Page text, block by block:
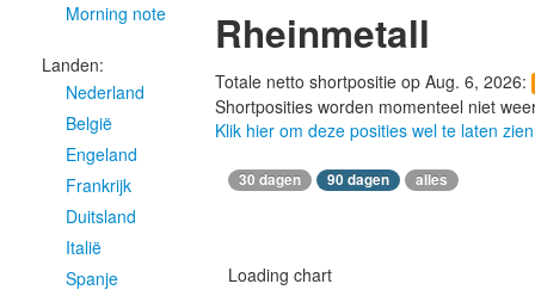
Morning note
Landen:
Nederland
België
Engeland
Frankrijk
Duitsland
Italië
Spanje
Rheinmetall
Totale netto shortpositie op Aug. 6, 2026:
Shortposities worden momenteel niet
Klik hier om deze posities wel te laten zien
30 dagen 90 dagen alles
Loading chart